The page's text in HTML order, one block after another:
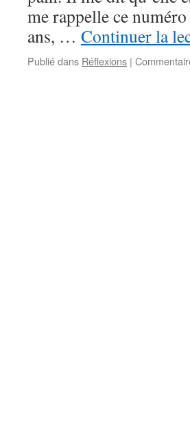
me rappelle ce
ans, … Continuer la
Publié dans Réflexions |